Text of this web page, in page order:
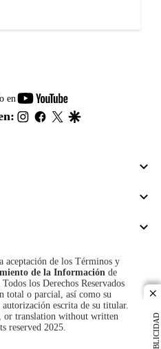
PUBLICIDAD
en
youtube-
footer
instagram
facebook
twitter
aceptación de los Términos y
de la Información de
Todos los Derechos Reservados
total o parcial, así como su
escrita de su titular.
or translation without written
reserved 2025.